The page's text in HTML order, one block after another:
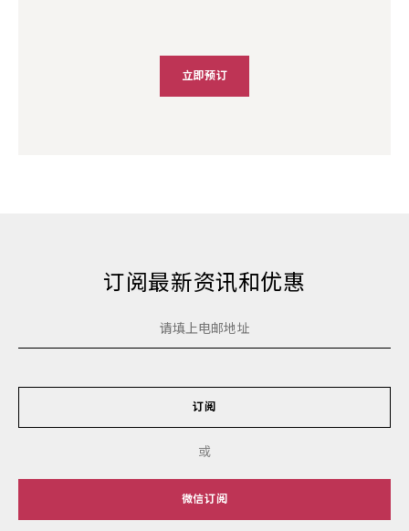
立即预订
订阅最新资讯和优惠
订阅
或
微信订阅